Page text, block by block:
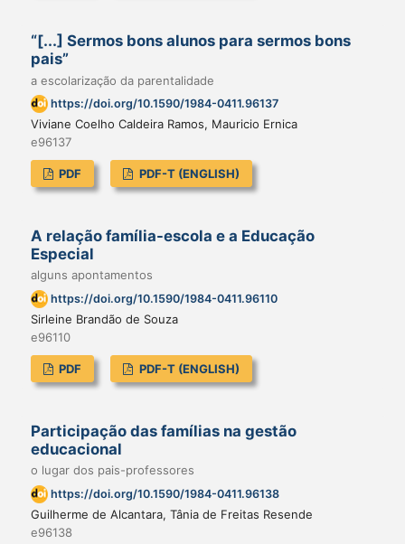
“[...] Sermos bons alunos para sermos bons
pais”
a escolarização da parentalidade
https://doi.org/10.1590/1984-0411.96137
Viviane Coelho Caldeira Ramos, Mauricio Ernica
e96137
PDF PDF-T (ENGLISH)
A relação família-escola e a Educação
Especial
alguns apontamentos
https://doi.org/10.1590/1984-0411.96110
Sirleine Brandão de Souza
e96110
PDF PDF-T (ENGLISH)
Participação das famílias na gestão
educacional
o lugar dos pais-professores
https://doi.org/10.1590/1984-0411.96138
Guilherme de Alcantara, Tânia de Freitas Resende
e96138